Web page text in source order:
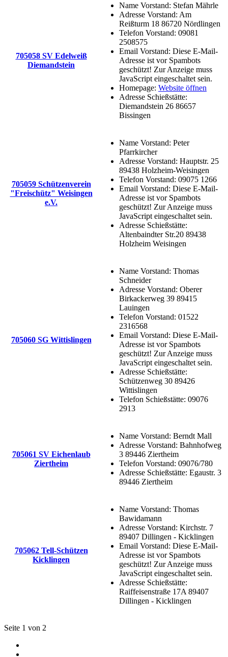
705058 SV Edelweiß
Diemandstein
Name Vorstand: Stefan Mährle
Adresse Vorstand: Am
Reißturm 18 86720 Nördlingen
Telefon Vorstand: 09081
2508575
Email Vorstand: Diese E-Mail-
Adresse ist vor Spambots
geschützt! Zur Anzeige muss
JavaScript eingeschaltet sein.
Homepage: Website öffnen
Adresse Schießstätte:
Diemandstein 26 86657
Bissingen
705059 Schützenverein
"Freischütz" Weisingen
e.V.
Name Vorstand: Peter
Pfarrkircher
Adresse Vorstand: Hauptstr. 25
89438 Holzheim-Weisingen
Telefon Vorstand: 09075 1266
Email Vorstand: Diese E-Mail-
Adresse ist vor Spambots
geschützt! Zur Anzeige muss
JavaScript eingeschaltet sein.
Adresse Schießstätte:
Altenbaindter Str.20 89438
Holzheim Weisingen
705060 SG Wittislingen
Name Vorstand: Thomas
Schneider
Adresse Vorstand: Oberer
Birkackerweg 39 89415
Lauingen
Telefon Vorstand: 01522
2316568
Email Vorstand: Diese E-Mail-
Adresse ist vor Spambots
geschützt! Zur Anzeige muss
JavaScript eingeschaltet sein.
Adresse Schießstätte:
Schützenweg 30 89426
Wittislingen
Telefon Schießstätte: 09076
2913
705061 SV Eichenlaub
Ziertheim
Name Vorstand: Berndt Mall
Adresse Vorstand: Bahnhofweg
3 89446 Ziertheim
Telefon Vorstand: 09076/780
Adresse Schießstätte: Egaustr. 3
89446 Ziertheim
705062 Tell-Schützen
Kicklingen
Name Vorstand: Thomas
Bawidamann
Adresse Vorstand: Kirchstr. 7
89407 Dillingen - Kicklingen
Email Vorstand: Diese E-Mail-
Adresse ist vor Spambots
geschützt! Zur Anzeige muss
JavaScript eingeschaltet sein.
Adresse Schießstätte:
Raiffeisenstraße 17A 89407
Dillingen - Kicklingen
Seite 1 von 2